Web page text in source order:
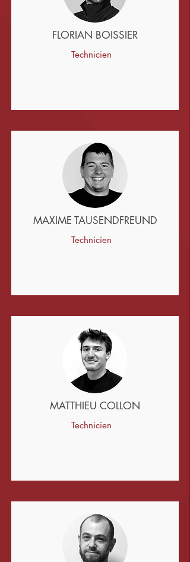
FLORIAN BOISSIER
Technicien
MAXIME TAUSENDFREUND
Technicien
MATTHIEU COLLON
Technicien